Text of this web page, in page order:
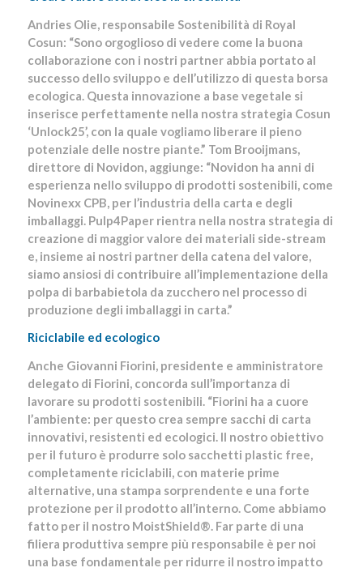
Andries Olie, responsabile Sostenibilità di Royal
Cosun: “Sono orgoglioso di vedere come la buona
collaborazione con i nostri partner abbia portato al
successo dello sviluppo e dell’utilizzo di questa borsa
ecologica. Questa innovazione a base vegetale si
inserisce perfettamente nella nostra strategia Cosun
‘Unlock25’, con la quale vogliamo liberare il pieno
potenziale delle nostre piante.” Tom Brooijmans,
direttore di Novidon, aggiunge: “Novidon ha anni di
esperienza nello sviluppo di prodotti sostenibili, come
Novinexx CPB, per l’industria della carta e degli
imballaggi. Pulp4Paper rientra nella nostra strategia di
creazione di maggior valore dei materiali side-stream
e, insieme ai nostri partner della catena del valore,
siamo ansiosi di contribuire all’implementazione della
polpa di barbabietola da zucchero nel processo di
produzione degli imballaggi in carta.”
Riciclabile ed ecologico
Anche Giovanni Fiorini, presidente e amministratore
delegato di Fiorini, concorda sull’importanza di
lavorare su prodotti sostenibili. “Fiorini ha a cuore
l’ambiente: per questo crea sempre sacchi di carta
innovativi, resistenti ed ecologici. Il nostro obiettivo
per il futuro è produrre solo sacchetti plastic free,
completamente riciclabili, con materie prime
alternative, una stampa sorprendente e una forte
protezione per il prodotto all’interno. Come abbiamo
fatto per il nostro MoistShield®. Far parte di una
filiera produttiva sempre più responsabile è per noi
una base fondamentale per ridurre il nostro impatto